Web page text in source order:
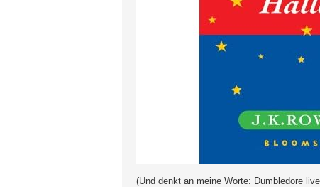
(Und denkt an meine Worte: Dumbledore